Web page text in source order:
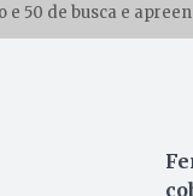
50 de busca e